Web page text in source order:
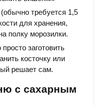
требуется 1,5
для хранения,
полку морозилки.
заготовить
косточку или
решает сам.
с сахарным